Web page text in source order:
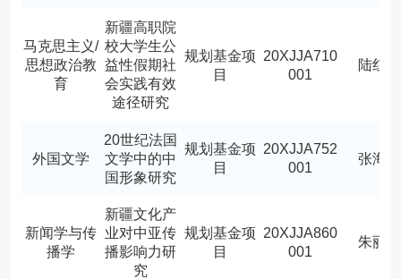
马克思主义/
思想政治教
育
新疆高职院
校大学生公
益性假期社
会实践有效
途径研究
规划基金项
目
20XJJA710
001
陆红霞
外国文学
20世纪法国
文学中的中
国形象研究
规划基金项
目
20XJJA752
001
张海燕
新闻学与传
播学
新疆文化产
业对中亚传
播影响力研
究
规划基金项
目
20XJJA860
001
朱丽萍